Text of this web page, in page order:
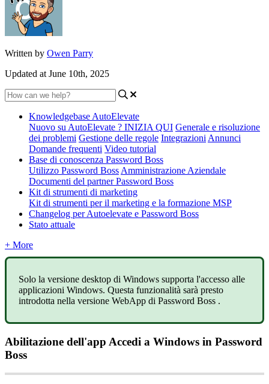
Written by Owen Parry
Updated at June 10th, 2025
Knowledgebase AutoElevate
Nuovo su AutoElevate ? INIZIA QUI Generale e risoluzione
dei problemi Gestione delle regole Integrazioni Annunci
Domande frequenti Video tutorial
Base di conoscenza Password Boss
Utilizzo Password Boss Amministrazione Aziendale
Documenti del partner Password Boss
Kit di strumenti di marketing
Kit di strumenti per il marketing e la formazione MSP
Changelog per Autoelevate e Password Boss
Stato attuale
+ More
Solo la versione desktop di Windows supporta l'accesso alle
applicazioni Windows. Questa funzionalità sarà presto
introdotta nella versione WebApp di Password Boss .
Abilitazione dell'app Accedi a Windows in Password
Boss